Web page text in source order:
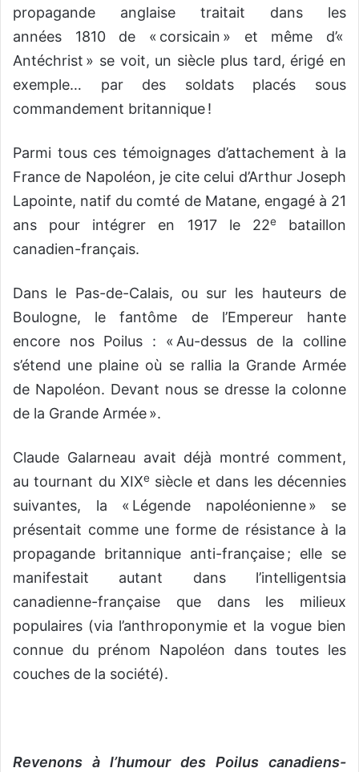
propagande anglaise traitait dans les
années 1810 de « corsicain » et même d’«
Antéchrist » se voit, un siècle plus tard, érigé en
exemple… par des soldats placés sous
commandement britannique !
Parmi tous ces témoignages d’attachement à la
France de Napoléon, je cite celui d’Arthur Joseph
Lapointe, natif du comté de Matane, engagé à 21
ans pour intégrer en 1917 le 22e
bataillon
canadien-français.
Dans le Pas-de-Calais, ou sur les hauteurs de
Boulogne, le fantôme de l’Empereur hante
encore nos Poilus : « Au-dessus de la colline
s’étend une plaine où se rallia la Grande Armée
de Napoléon. Devant nous se dresse la colonne
de la Grande Armée ».
Claude Galarneau avait déjà montré comment,
au tournant du XIXe siècle et dans les décennies
suivantes, la « Légende napoléonienne » se
présentait comme une forme de résistance à la
propagande britannique anti-française ; elle se
manifestait autant dans l’intelligentsia
canadienne-française que dans les milieux
populaires (via l’anthroponymie et la vogue bien
connue du prénom Napoléon dans toutes les
couches de la société).
Revenons à l’humour des Poilus canadiens-